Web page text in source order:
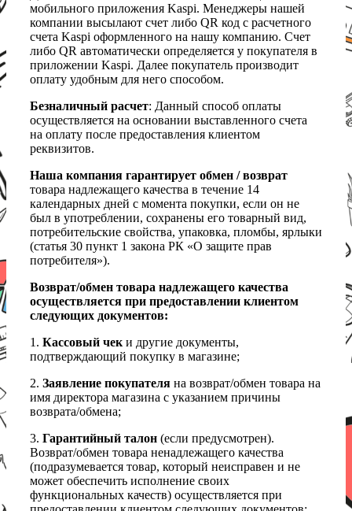
мобильного приложения Kaspi. Менеджеры нашей
компании высылают счет либо QR код с расчетного
счета Kaspi оформленного на нашу компанию. Счет
либо QR автоматически определяется у покупателя в
приложении Kaspi. Далее покупатель производит
оплату удобным для него способом.
Безналичный расчет: Данный способ оплаты
осуществляется на основании выставленного счета
на оплату после предоставления клиентом
реквизитов.
Наша компания гарантирует обмен / возврат
товара надлежащего качества в течение 14
календарных дней с момента покупки, если он не
был в употреблении, сохранены его товарный вид,
потребительские свойства, упаковка, пломбы, ярлыки
(статья 30 пункт 1 закона РК «О защите прав
потребителя»).
Возврат/обмен товара надлежащего качества
осуществляется при предоставлении клиентом
следующих документов:
1. Кассовый чеки другие документы,
подтверждающий покупку в магазине;
2. Заявление покупателя на возврат/обмен товара на
имя директора магазина с указанием причины
возврата/обмена;
3. Гарантийный талон (если предусмотрен).
Возврат/обмен товара ненадлежащего качества
(подразумевается товар, который неисправен и не
может обеспечить исполнение своих
функциональных качеств) осуществляется при